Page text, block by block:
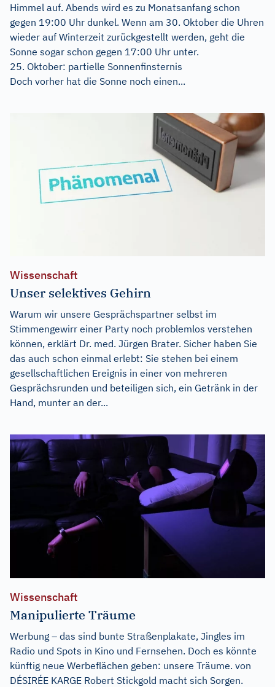
Himmel auf. Abends wird es zu Monatsanfang schon
gegen 19:00 Uhr dunkel. Wenn am 30. Oktober die Uhren
wieder auf Winterzeit zurückgestellt werden, geht die
Sonne sogar schon gegen 17:00 Uhr unter.
25. Oktober: partielle Sonnenfinsternis
Doch vorher hat die Sonne noch einen...
Wissenschaft
Unser selektives Gehirn
Warum wir unsere Gesprächspartner selbst im
Stimmengewirr einer Party noch problemlos verstehen
können, erklärt Dr. med. Jürgen Brater. Sicher haben Sie
das auch schon einmal erlebt: Sie stehen bei einem
gesellschaftlichen Ereignis in einer von mehreren
Gesprächsrunden und beteiligen sich, ein Getränk in der
Hand, munter an der...
Wissenschaft
Manipulierte Träume
Werbung – das sind bunte Straßenplakate, Jingles im
Radio und Spots in Kino und Fernsehen. Doch es könnte
künftig neue Werbeflächen geben: unsere Träume. von
DÉSIRÉE KARGE Robert Stickgold macht sich Sorgen.